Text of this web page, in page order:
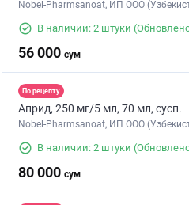
Nobel-Pharmsanoat, ИП ООО
В наличии: 2 штуки
56 000 сум
По рецепту
Априд, 250 мг/5 мл, 70 мл, сусп.
Nobel-Pharmsanoat, ИП ООО
В наличии: 2 штуки
80 000 сум